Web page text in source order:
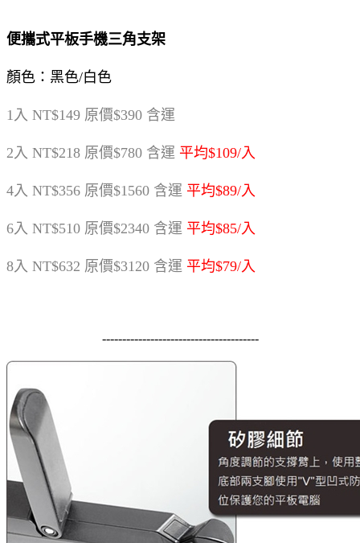
便攜式平板手機三角支架
顏色：黑色/白色
1入 NT$149 原價$390 含運
2入 NT$218 原價$780 含運 平均$109/入
4入 NT$356 原價$1560 含運 平均$89/入
6入 NT$510 原價$2340 含運 平均$85/入
8入 NT$632 原價$3120 含運 平均$79/入
---------------------------------------